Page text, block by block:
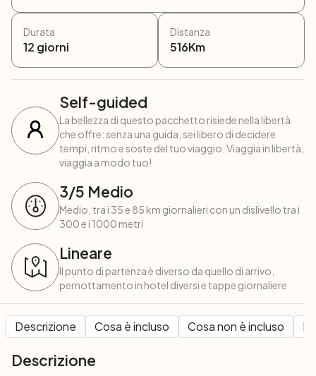
Durata
12 giorni
Distanza
516Km
Self-guided
La bellezza di questo pacchetto risiede nella libertà
che offre: senza una guida, sei libero di decidere
tempi, ritmo e soste del tuo viaggio. Viaggia in libertà,
viaggia a modo tuo!
3/5 Medio
Medio, tra i 35 e 85 km giornalieri con un dislivello tra i
300 e i 1000 metri
Lineare
Il punto di partenza è diverso da quello di arrivo,
pernottamento in hotel diversi e tappe giornaliere
Descrizione Cosa è incluso Cosa non è incluso
Descrizione